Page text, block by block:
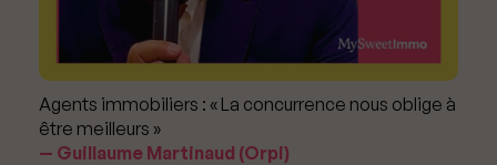
Agents immobiliers : « La concurrence nous oblige à
être meilleurs »
Guillaume Martinaud (Orpi)